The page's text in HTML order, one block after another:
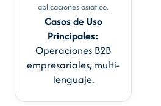
aplicaciones asiático.
Casos de Uso
Principales:
Operaciones B2B
empresariales, multi-
lenguaje.